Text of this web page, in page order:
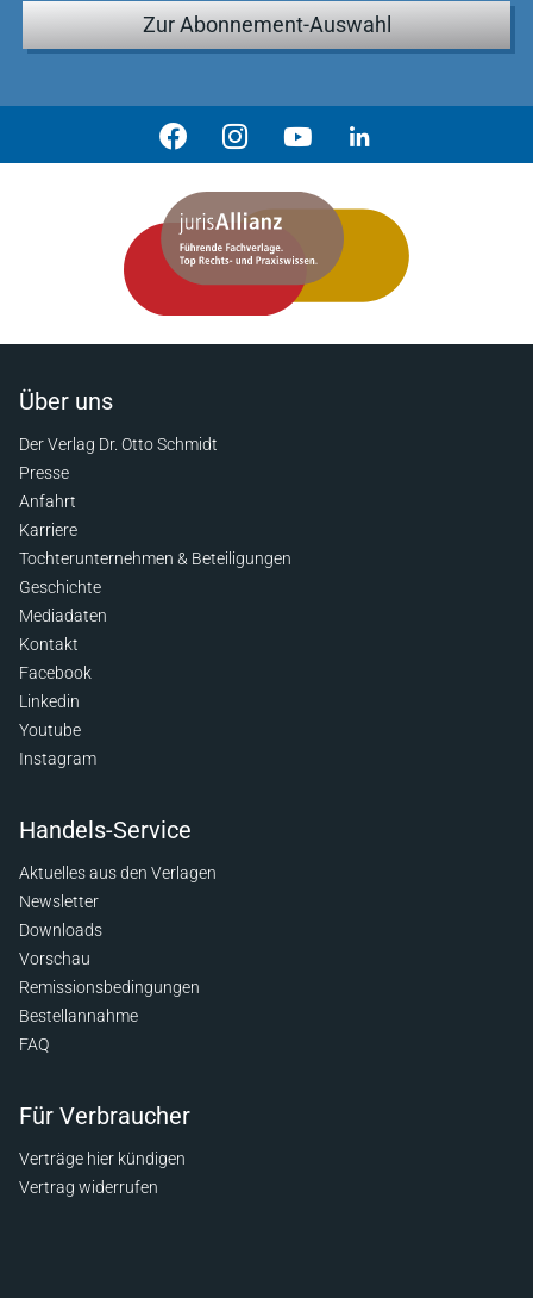
Zur Abonnement-Auswahl
Über uns
Der Verlag Dr. Otto Schmidt
Presse
Anfahrt
Karriere
Tochterunternehmen & Beteiligungen
Geschichte
Mediadaten
Kontakt
Facebook
Linkedin
Youtube
Instagram
Handels-Service
Aktuelles aus den Verlagen
Newsletter
Downloads
Vorschau
Remissionsbedingungen
Bestellannahme
FAQ
Für Verbraucher
Verträge hier kündigen
Vertrag widerrufen